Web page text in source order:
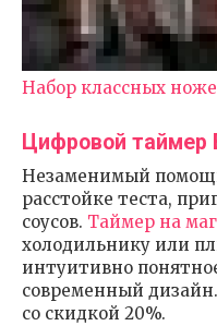
Набор классных
Цифровой таймер
Незаменимый
расстойке теста,
соусов. Таймер на
холодильнику или
интуитивно
современный
со скидкой 20%.